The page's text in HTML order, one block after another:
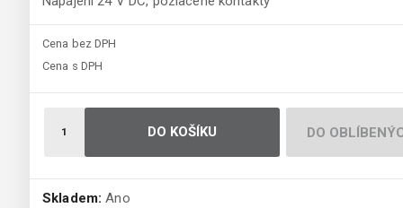
Cena bez DPH
Cena s DPH
DO KOŠÍKU DO
Skladem: Ano